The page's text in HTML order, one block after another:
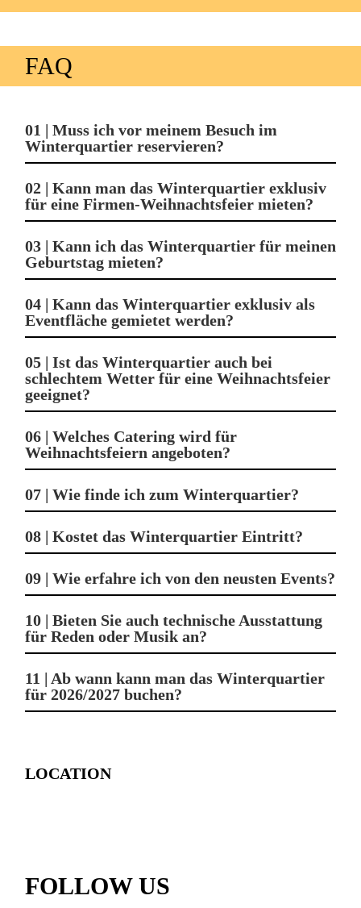
FAQ
01 | Muss ich vor meinem Besuch im
Winterquartier reservieren?
02 | Kann man das Winterquartier exklusiv
für eine Firmen-Weihnachtsfeier mieten?
03 | Kann ich das Winterquartier für meinen
Geburtstag mieten?
04 | Kann das Winterquartier exklusiv als
Eventfläche gemietet werden?
05 | Ist das Winterquartier auch bei
schlechtem Wetter für eine Weihnachtsfeier
geeignet?
06 | Welches Catering wird für
Weihnachtsfeiern angeboten?
07 | Wie finde ich zum Winterquartier?
08 | Kostet das Winterquartier Eintritt?
09 | Wie erfahre ich von den neusten Events?
10 | Bieten Sie auch technische Ausstattung
für Reden oder Musik an?
11 | Ab wann kann man das Winterquartier
für 2026/2027 buchen?
LOCATION
FOLLOW US